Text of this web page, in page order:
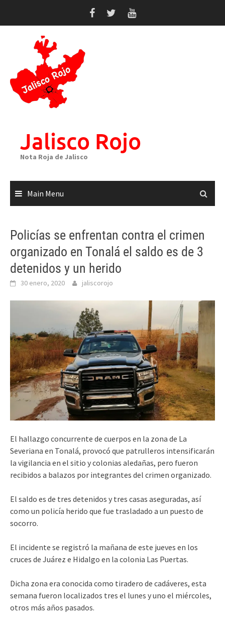
Jalisco Rojo
Nota Roja de Jalisco
Main Menu
Policías se enfrentan contra el crimen
organizado en Tonalá el saldo es de 3
detenidos y un herido
30 enero, 2020 jaliscorojo
El hallazgo concurrente de cuerpos en la zona de La
Severiana en Tonalá, provocó que patrulleros intensificarán
la vigilancia en el sitio y colonias aledañas, pero fueron
recibidos a balazos por integrantes del crimen organizado.
El saldo es de tres detenidos y tres casas aseguradas, así
como un policía herido que fue trasladado a un puesto de
socorro.
El incidente se registró la mañana de este jueves en los
cruces de Juárez e Hidalgo en la colonia Las Puertas.
Dicha zona era conocida como tiradero de cadáveres, esta
semana fueron localizados tres el lunes y uno el miércoles,
otros más años pasados.